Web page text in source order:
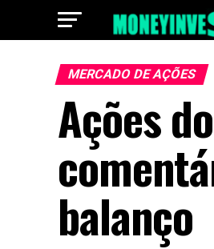
MERCADO DE AÇÕES
Ações
balanço